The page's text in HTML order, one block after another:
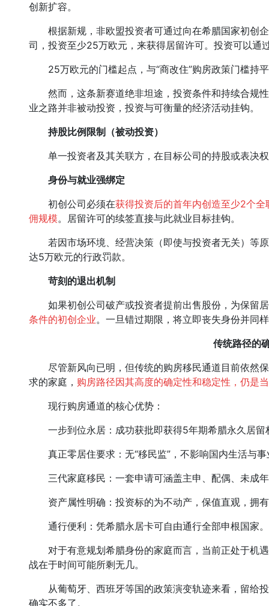
创新扩容。
根据新规，非欧盟投资者可通过向在希腊国家初创
司，投资至少25万欧元，来获得居留许可。投资可以通
25万欧元的门槛起点，与“商改住”购房政策门槛持
然而，这条新赛道绝非坦途，投资条件和持续合规
业之路并非被动投资，投资与可衡量的经济活动挂钩。
持股比例限制（被动投资）
单一投资者及其关联方，在目标公司的持股或表决
身份与就业强绑定
初创公司必须在获得投资后的首年内创造至少2个
佣规模。居留许可的续签直接与此就业目标挂钩。
若因市场环境、经营决策（即使与投资者无关）等
达5万欧元的行政罚款。
苛刻的退出机制
如果初创公司破产或投资者提前出售股份，为保留
条件的初创企业。一旦错过期限，将立即丧失身份并同
传统路径的
尽管新风向已明，但传统的购房移民通道目前依然
求的家庭， 购房路径因其高度的确定性和稳定性，仍是
现行购房通道的核心优势：
一步到位永居：成功获批即获得5年期希腊永久居留
真正零居住要求：无“移民监”，不影响国内生活与事
三代家庭移民：一套申请可涵盖主申、配偶、未成
资产属性明确：投资标的为不动产，保值直观，拥
通行便利：凭希腊永居卡可自由通行全部申根国家。
对于有意规划希腊身份的家庭而言，当前正处于机
战在于时间可能所剩无几。
从葡萄牙、西班牙等国的政策演变轨迹来看，留给
确实不多了。